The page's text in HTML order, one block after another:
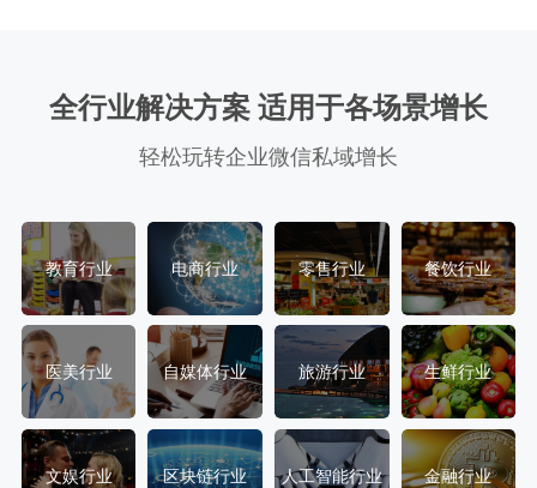
全行业解决方案 适用于各场景增长
轻松玩转企业微信私域增长
教育行业 电商行业 零售行业 餐饮行业
医美行业 自媒体行业 旅游行业 生鲜行业
文娱行业 区块链行业 人工智能行业 金融行业